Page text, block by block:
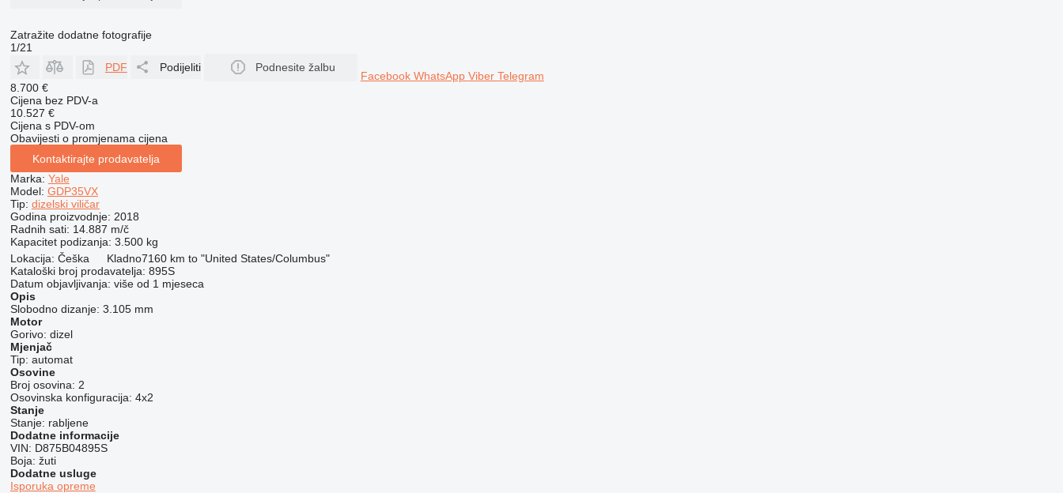
Zatražite dodatne fotografije
1/21
PDF
Podijeliti Podnesite žalbu
Facebook WhatsApp Viber Telegram
8.700 €
Cijena bez PDV-a
10.527 €
Cijena s PDV-om
Obavijesti o promjenama cijena
Kontaktirajte prodavatelja
Marka: Yale
Model: GDP35VX
Tip: dizelski viličar
Godina proizvodnje: 2018
Radnih sati: 14.887 m/č
Kapacitet podizanja: 3.500 kg
Lokacija: Češka Kladno7160 km to "United States/Columbus"
Kataloški broj prodavatelja: 895S
Datum objavljivanja: više od 1 mjeseca
Opis
Slobodno dizanje: 3.105 mm
Motor
Gorivo: dizel
Mjenjač
Tip: automat
Osovine
Broj osovina: 2
Osovinska konfiguracija: 4x2
Stanje
Stanje: rabljene
Dodatne informacije
VIN: D875B04895S
Boja: žuti
Dodatne usluge
Isporuka opreme